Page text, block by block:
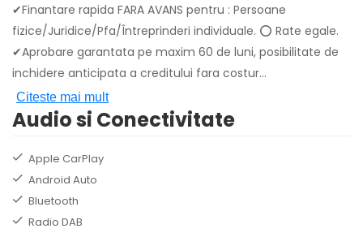
✔Finantare rapida FARA AVANS pentru : Persoane
fizice/Juridice/Pfa/Întreprinderi individuale. ⭕ Rate egale.
✔Aprobare garantata pe maxim 60 de luni, posibilitate de
inchidere anticipata a creditului fara costur...
Citeste mai mult
Audio si Conectivitate
Apple CarPlay
Android Auto
Bluetooth
Radio DAB